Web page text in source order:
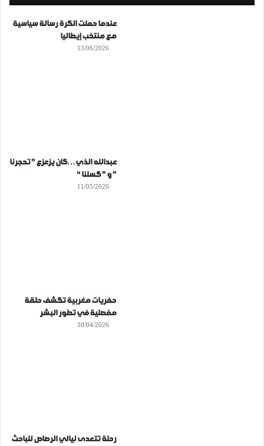
عندما حملت الكرة رسالة سياسية
مع منتخب إيطاليا
13/06/2026
عبدالله الذي…كان يزعزع ” تحجرنا
” و ” كسلنا “
11/05/2026
حفريات مغربية تكشف حلقة
مفصلية في تطور البشر
30/04/2026
رحلة تتعدى ليالي الرصاص للباحث